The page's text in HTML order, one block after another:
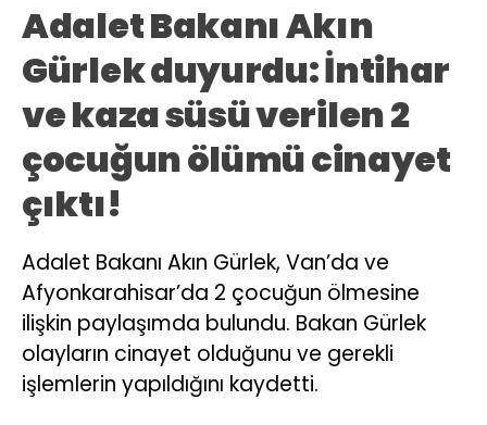
Adalet Bakanı Akın
Gürlek duyurdu: İntihar
ve kaza süsü verilen 2
çocuğun ölümü cinayet
çıktı!
Adalet Bakanı Akın Gürlek, Van’da ve
Afyonkarahisar’da 2 çocuğun ölmesine
ilişkin paylaşımda bulundu. Bakan Gürlek
olayların cinayet olduğunu ve gerekli
işlemlerin yapıldığını kaydetti.